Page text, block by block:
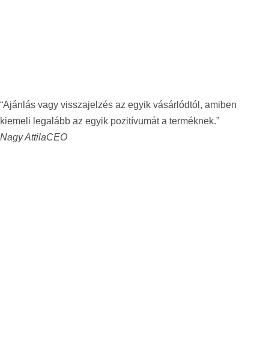
“Ajánlás vagy visszajelzés az egyik vásárlódtól, amiben
kiemeli legalább az egyik pozitívumát a terméknek.”
Nagy AttilaCEO